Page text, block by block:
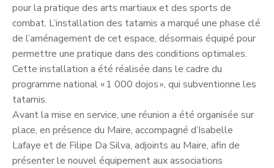
pour la pratique des arts martiaux et des sports de
combat. L’installation des tatamis a marqué une phase clé
de l’aménagement de cet espace, désormais équipé pour
permettre une pratique dans des conditions optimales.
Cette installation a été réalisée dans le cadre du
programme national « 1 000 dojos », qui subventionne les
tatamis.
Avant la mise en service, une réunion a été organisée sur
place, en présence du Maire, accompagné d’Isabelle
Lafaye et de Filipe Da Silva, adjoints au Maire, afin de
présenter le nouvel équipement aux associations